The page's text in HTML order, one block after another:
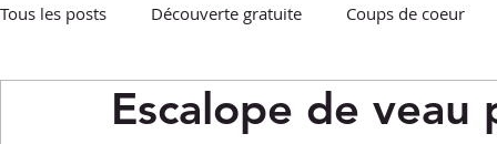
Tous les posts Découverte gratuite Coups de coeur
Barbecue / Plancha Collations
Escalope de veau